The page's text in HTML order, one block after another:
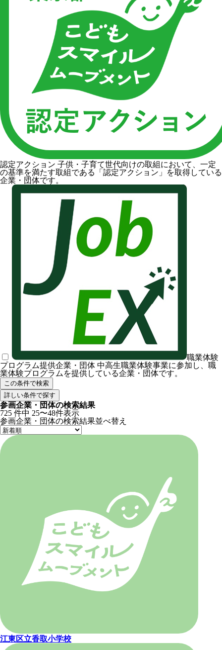
認定アクション 子供・子育て世代向けの取組において、一定
の基準を満たす取組である「認定アクション」を取得している
企業・団体です。
職業体験
プログラム提供企業・団体 中高生職業体験事業に参加し、職
業体験プログラムを提供している企業・団体です。
この条件で検索
詳しい条件で探す
参画企業・団体の検索結果
725 件中 25〜48件表示
参画企業・団体の検索結果並べ替え
江東区立香取小学校